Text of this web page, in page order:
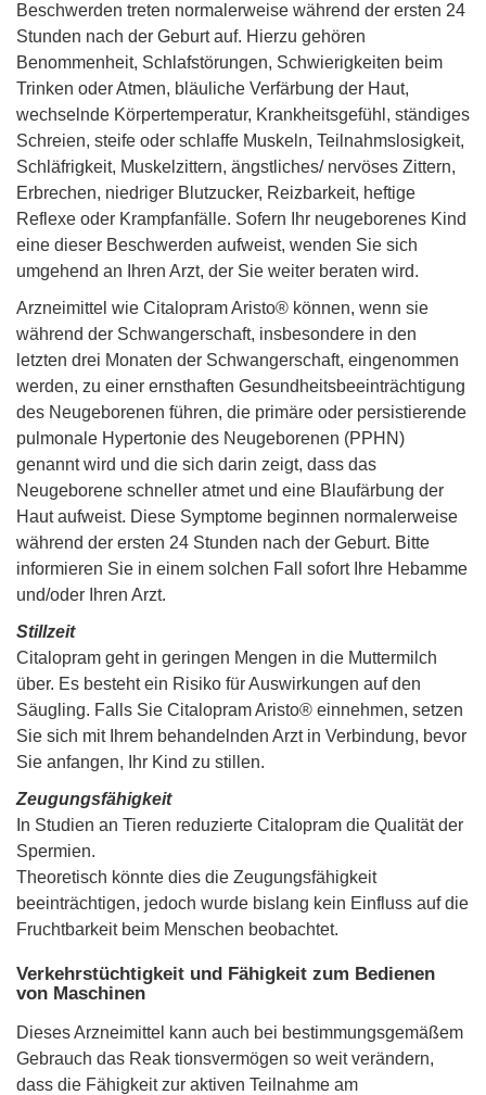
Beschwerden treten normalerweise während der ersten 24
Stunden nach der Geburt auf. Hierzu gehören
Benommenheit, Schlafstörungen, Schwierigkeiten beim
Trinken oder Atmen, bläuliche Verfärbung der Haut,
wechselnde Körpertemperatur, Krankheitsgefühl, ständiges
Schreien, steife oder schlaffe Muskeln, Teilnahmslosigkeit,
Schläfrigkeit, Muskelzittern, ängstliches/ nervöses Zittern,
Erbrechen, niedriger Blutzucker, Reizbarkeit, heftige
Reflexe oder Krampfanfälle. Sofern Ihr neugeborenes Kind
eine dieser Beschwerden aufweist, wenden Sie sich
umgehend an Ihren Arzt, der Sie weiter beraten wird.
Arzneimittel wie Citalopram Aristo® können, wenn sie
während der Schwangerschaft, insbesondere in den
letzten drei Monaten der Schwangerschaft, eingenommen
werden, zu einer ernsthaften Gesundheitsbeeinträchtigung
des Neugeborenen führen, die primäre oder persistierende
pulmonale Hypertonie des Neugeborenen (PPHN)
genannt wird und die sich darin zeigt, dass das
Neugeborene schneller atmet und eine Blaufärbung der
Haut aufweist. Diese Symptome beginnen normalerweise
während der ersten 24 Stunden nach der Geburt. Bitte
informieren Sie in einem solchen Fall sofort Ihre Hebamme
und/oder Ihren Arzt.
Stillzeit
Citalopram geht in geringen Mengen in die Muttermilch
über. Es besteht ein Risiko für Auswirkungen auf den
Säugling. Falls Sie Citalopram Aristo® einnehmen, setzen
Sie sich mit Ihrem behandelnden Arzt in Verbindung, bevor
Sie anfangen, Ihr Kind zu stillen.
Zeugungsfähigkeit
In Studien an Tieren reduzierte Citalopram die Qualität der
Spermien.
Theoretisch könnte dies die Zeugungsfähigkeit
beeinträchtigen, jedoch wurde bislang kein Einfluss auf die
Fruchtbarkeit beim Menschen beobachtet.
Verkehrstüchtigkeit und Fähigkeit zum Bedienen
von Maschinen
Dieses Arzneimittel kann auch bei bestimmungsgemäßem
Gebrauch das Reak tionsvermögen so weit verändern,
dass die Fähigkeit zur aktiven Teilnahme am